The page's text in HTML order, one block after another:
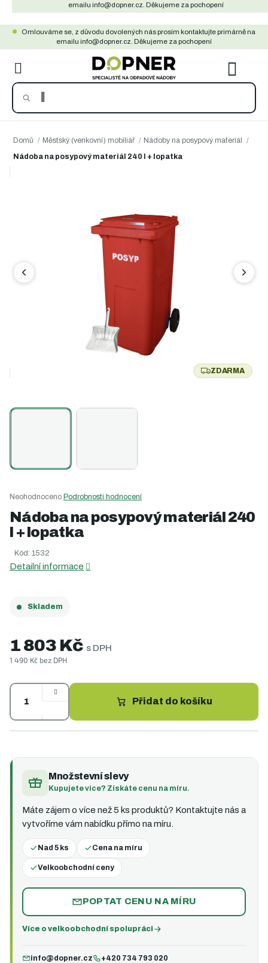
obsah
emailu info@dopner.cz. Děkujeme za pochopení
Omlouváme se, z důvodu dovolených nás prosím kontaktujte primárně na
emailu info@dopner.cz. Děkujeme za pochopení
KOŠÍK
Domů / Městský (venkovní) mobiliář / Nádoby na posypový materiál
/
Nádoba na posypový materiál 240 l + lopatka
Průměrné
produktu
5
Neohodnoceno Podrobnosti hodnocení
Nádoba na posypový materiál 240
l + lopatka
Kód: 1532
Detailní informace
Z ZDARMA
1 803 Kč s DPH
1 490 Kč bez DPH
cena:
Skladem
Přidat do košíku
Množstevní slevy
Kupujete více? Získáte cenu na míru.
Máte zájem o více než 5 ks produktů? Kontaktujte nás a
vytvoříme vám nabídku přímo na míru.
Nad 5 ks Cena na míru
Velkoobchodní ceny
POPTAT CENU NA MÍRU
Více o velkoobchodní spolupráci
info@dopner.cz +420 734 793 020